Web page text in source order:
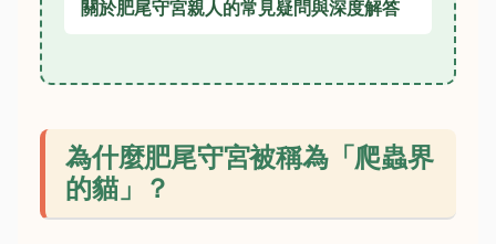
關於肥尾守宮親人的常見疑問與深度解答
為什麼肥尾守宮被稱為「爬蟲界
的貓」？